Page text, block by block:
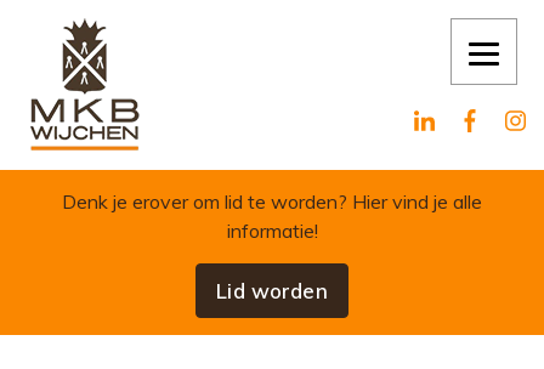
Skip to content
Denk je erover om lid te worden? Hier vind je alle
informatie!
Lid worden